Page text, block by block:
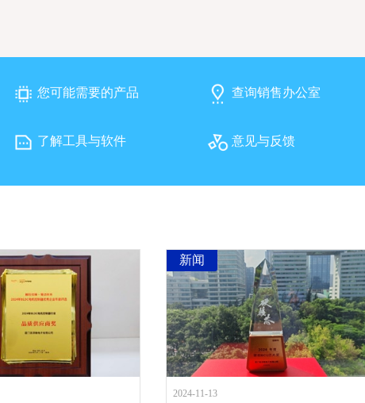
您可能需要的产品 查询销售办公室
了解工具与软件 意见与反馈
新闻
2024-11-13